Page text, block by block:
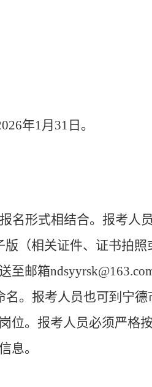
年1 月 31 日。
名形式相结合。报考人
版（相关证件、证书拍
至邮箱
名。报考人员也可到 宁德
位。报考人员必须严格
息。